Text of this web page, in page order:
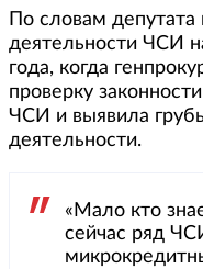
По словам
деятельности ЧСИ
года, когда
проверку
ЧСИ и выявила
деятельности.
«Мало кто
сейчас ряд